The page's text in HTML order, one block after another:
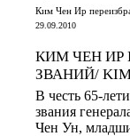
Ким Чен Ир
29.09.2010
КИМ ЧЕН ИР
ЗВАНИЙ/ KIM
В честь 65-
звания
Чен Ун,